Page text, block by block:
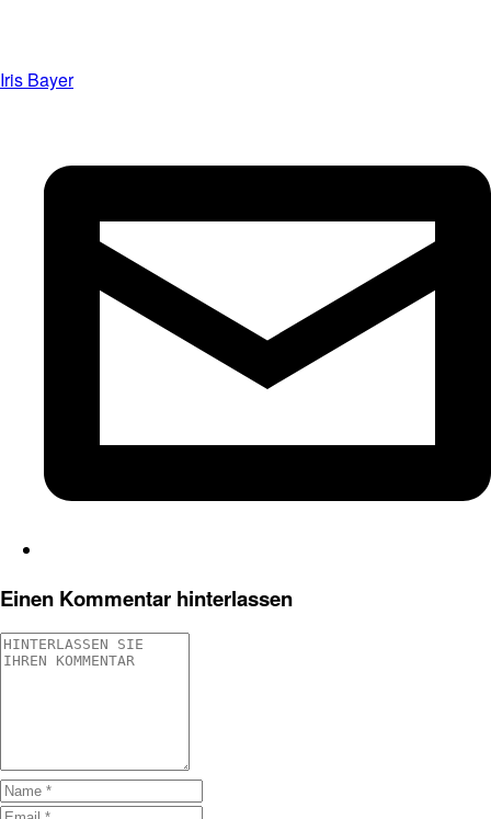
Iris Bayer
Einen Kommentar hinterlassen